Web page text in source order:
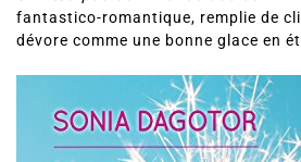
fantastico-romantique, remplie de
dévore comme une bonne glace en